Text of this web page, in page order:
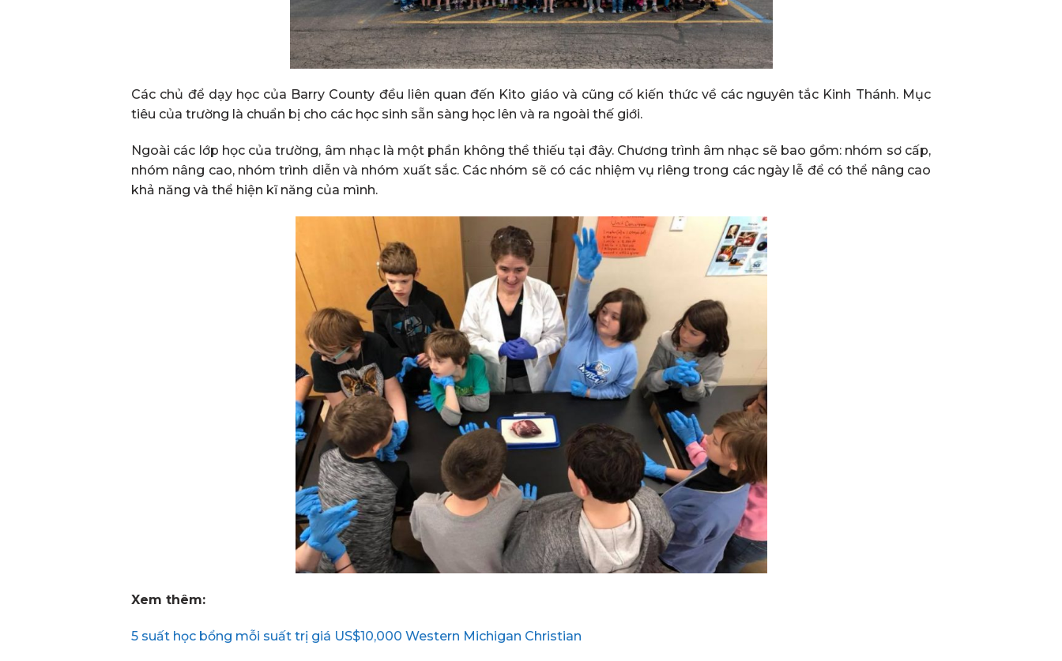
Các chủ để dạy học của Barry County đều liên quan đến Kito giáo và cũng cố kiến thức về các nguyên tắc Kinh Thánh. Mục
tiêu của trường là chuẩn bị cho các học sinh sẵn sàng học lên và ra ngoài thế giới.
Ngoài các lớp học của trường, âm nhạc là một phần không thề thiếu tại đây. Chương trình âm nhạc sẽ bao gồm: nhóm sơ cấp,
nhóm nâng cao, nhóm trình diễn và nhóm xuất sắc. Các nhóm sẽ có các nhiệm vụ riêng trong các ngày lễ để có thể nâng cao
khả năng và thể hiện kĩ năng của mình.
Xem thêm:
5 suất học bổng mỗi suất trị giá US$10,000 Western Michigan Christian